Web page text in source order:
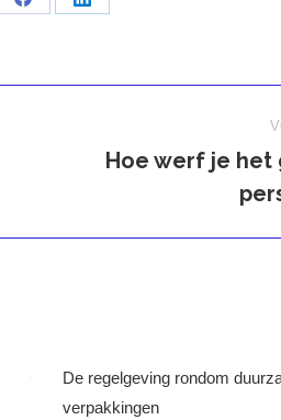
Deel
Deel
Hoe werf je het
De regelgeving rondom
verpakkingen